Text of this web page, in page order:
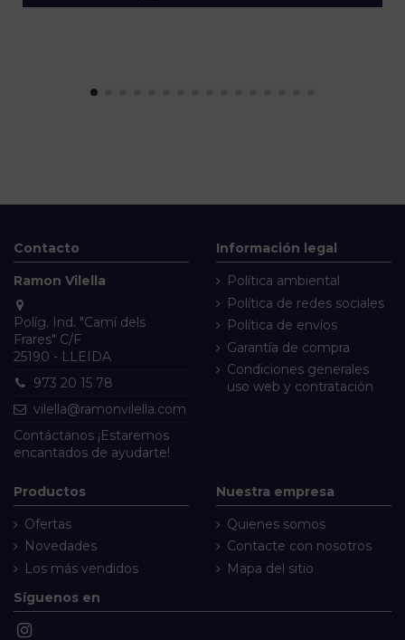
Contacto
Ramon Vilella
Políg. Ind. "Camí dels
Frares" C/F
25190 - LLEIDA
973 20 15 78
vilella@ramonvilella.com
Contáctanos ¡Estaremos
encantados de ayudarte!
Información legal
Política ambiental
Política de redes sociales
Política de envíos
Garantía de compra
Condiciones generales
uso web y contratación
Productos
Ofertas
Novedades
Los más vendidos
Nuestra empresa
Quienes somos
Contacte con nosotros
Mapa del sitio
Síguenos en